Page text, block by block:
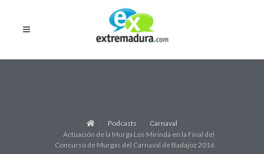
Podcasts
Carnaval
Actuación de la Murga Los Mirinda en la Final del
Concurso de Murgas del Carnaval de Badajoz 2016